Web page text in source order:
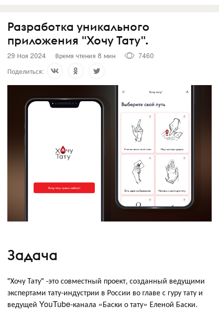
Разработка уникального
приложения "Хочу Тату".
29 Ноя 2024 Время чтения 8 мин
7460
Поделиться:
Задача
"Хочу Тату" -это совместный проект, созданный ведущими
экспертами тату-индустрии в России во главе с гуру тату и
ведущей YouTube-канала «Баски о тату» Еленой Баски.